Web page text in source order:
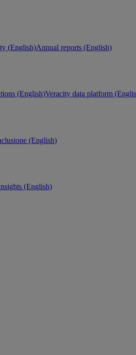
(English)Annual reports (English)
(English)Veracity data platform
(English)
(English)